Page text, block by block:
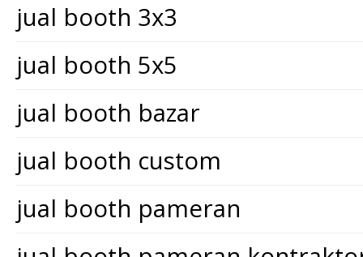
jual booth 3x3
jual booth 5x5
jual booth bazar
jual booth custom
jual booth pameran